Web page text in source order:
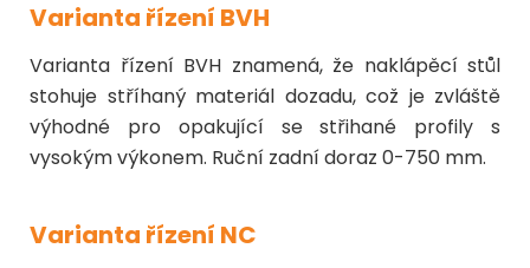
Varianta řízení BVH
Varianta řízení BVH znamená, že naklápěcí stůl
stohuje stříhaný materiál dozadu, což je zvláště
výhodné pro opakující se střihané profily s
vysokým výkonem. Ruční zadní doraz 0-750 mm.
Varianta řízení NC